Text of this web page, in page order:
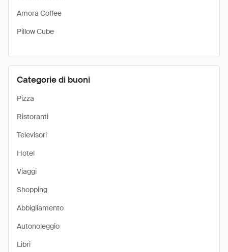
Amora Coffee
Pillow Cube
Categorie di buoni
Pizza
Ristoranti
Televisori
Hotel
Viaggi
Shopping
Abbigliamento
Autonoleggio
Libri